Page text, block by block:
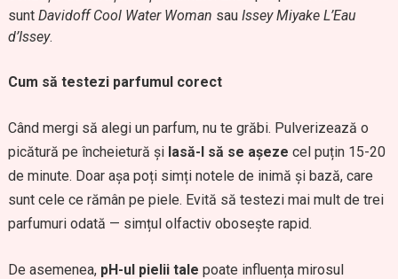
sunt Davidoff Cool Water Woman sau Issey Miyake L’Eau
d’Issey.
Cum să testezi parfumul corect
Când mergi să alegi un parfum, nu te grăbi. Pulverizează o
picătură pe încheietură și lasă-l să se așeze cel puțin 15-20
de minute. Doar așa poți simți notele de inimă și bază, care
sunt cele ce rămân pe piele. Evită să testezi mai mult de trei
parfumuri odată — simțul olfactiv obosește rapid.
De asemenea, pH-ul pielii tale poate influența mirosul